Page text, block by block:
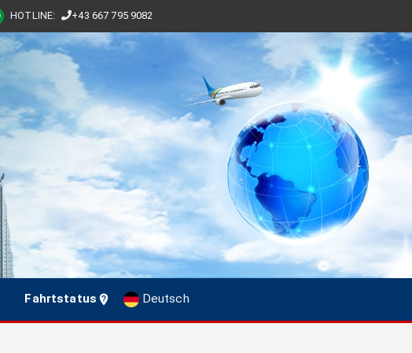
HOTLINE: +43 667 795 9082
Fahrtstatus Deutsch